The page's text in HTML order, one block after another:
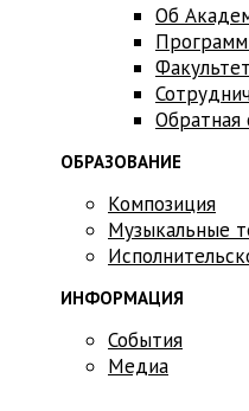
Об
Факультет
Обратная
ОБРАЗОВАНИЕ
Композиция
Музыкальные
ИНФОРМАЦИЯ
События
Медиа